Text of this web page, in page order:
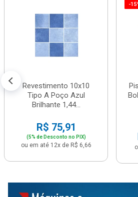
Revestimento 10x10
Tipo A Poço Azul
Brilhante 1,44...
R$ 75,91
(5% de Desconto no PIX)
ou em até 12x de R$ 6,66
-